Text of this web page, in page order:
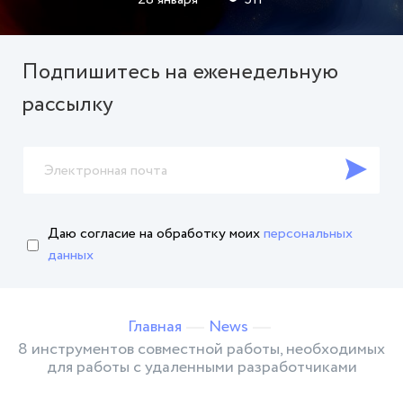
Подпишитесь на еженедельную
рассылку
Даю согласие на обработкумоихперсональных
данных
Главная
News
8 инструментов совместной работы, необходимых
для работы с удаленными разработчиками